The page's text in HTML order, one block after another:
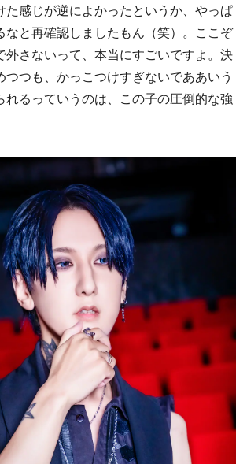
た感じが逆によかったというか、やっぱ
なと再確認しましたもん（笑）。ここぞ
外さないって、本当にすごいですよ。決
つつも、かっこつけすぎないでああいう
れるっていうのは、この子の圧倒的な強